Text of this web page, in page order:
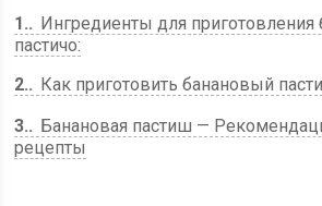
1.
Ингредиенты для приготовления
пастичо:
2.
Как приготовить банановый
3.
Банановая пастиш —
рецепты